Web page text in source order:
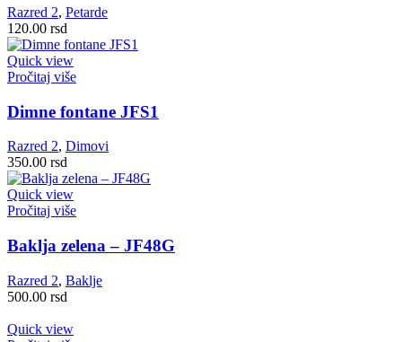
Razred 2, Petarde
120.00 rsd
Quick view
Pročitaj više
Dimne fontane JFS1
Razred 2, Dimovi
350.00 rsd
Quick view
Pročitaj više
Baklja zelena – JF48G
Razred 2, Baklje
500.00 rsd
Quick view